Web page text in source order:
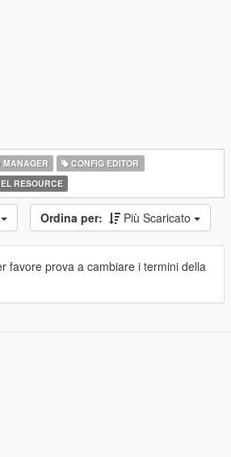
CONFIG EDITOR
RESOURCE
Ordina per: Più Scaricato
favore prova a cambiare i termini della